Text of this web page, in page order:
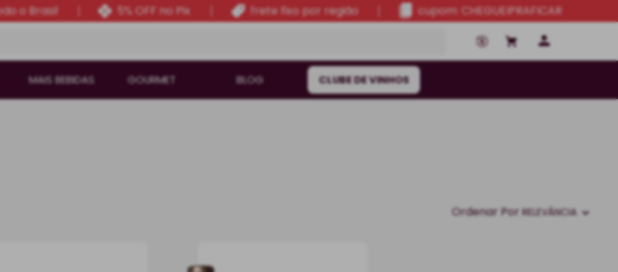
o Brasil 5% OFF no Pix frete fixo por região
cupom: CHEGUEIPRAFICAR
MAIS BEBIDAS GOURMET BLOG CLUBE DE VINHOS
Ordenar Por RELEVÂNCIA